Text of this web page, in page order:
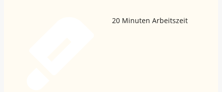
20 Minuten Arbeitszeit